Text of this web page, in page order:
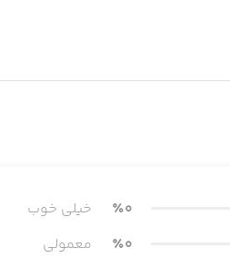
٪0
خیلی خوب
٪0
معمولی